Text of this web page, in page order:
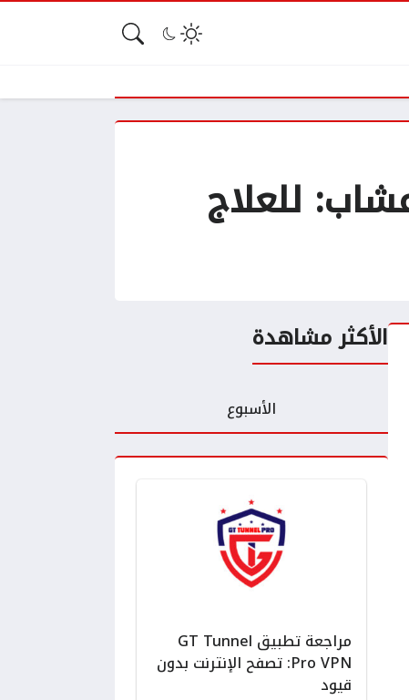
للعلاج
الأكثر مشاهدة
الأسبوع
مراجعة تطبيق GT Tunnel
Pro VPN: تصفح الإنترنت بدون
قيود